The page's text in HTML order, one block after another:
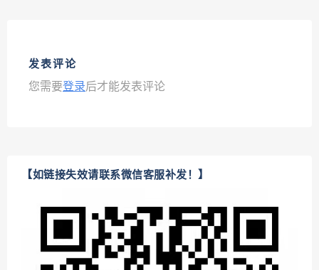
发表评论
您需要登录后才能发表评论
【如链接失效请联系微信客服补发！】